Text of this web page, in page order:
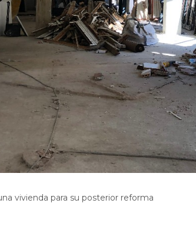
vivienda para su posterior reforma